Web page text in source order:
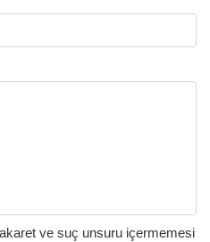
ve suç unsuru içermemesi